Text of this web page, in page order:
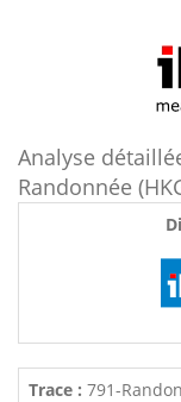
Analyse
Randonnée
Trace : 791-